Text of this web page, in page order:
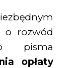
o rozwód
pisma
opłaty